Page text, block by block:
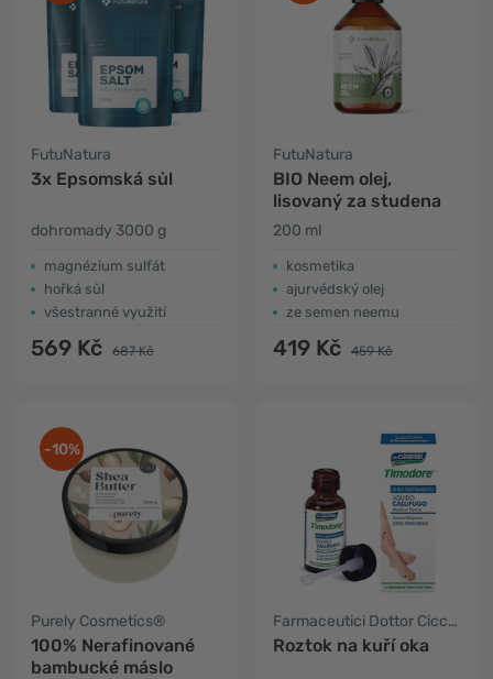
FutuNatura
3x Epsomská sůl
dohromady 3000 g
magnézium sulfát
hořká sůl
všestranné využití
569 Kč 687 Kč
FutuNatura
BIO Neem olej,
lisovaný za studena
200 ml
kosmetika
ajurvédský olej
ze semen neemu
419 Kč 459 Kč
-10%
Purely Cosmetics®
100% Nerafinované
bambucké máslo
Farmaceutici Dottor Ciccarelli
Roztok na kuří oka